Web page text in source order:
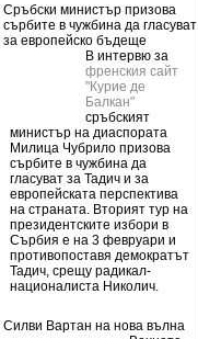
Сръбски министър призова
сърбите в чужбина да гласуват
за европейско бъдеще
В интервю за
френския сайт
"Курие де
Балкан"
сръбският
министър на диаспората
Милица Чубрило призова
сърбите в чужбина да
гласуват за Тадич и за
европейската перспектива
на страната. Вторият тур на
президентските избори в
Сърбия е на 3 февруари и
противопоставя демократът
Тадич, срещу радикал-
националиста Николич.
Силви Вартан на нова вълна